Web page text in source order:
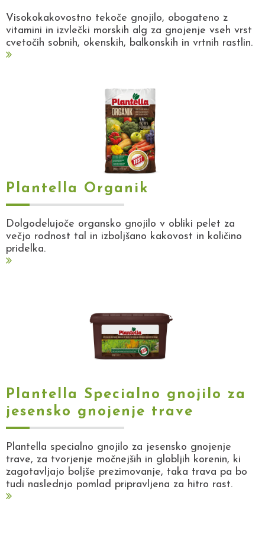
Visokokakovostno tekoče gnojilo, obogateno z
vitamini in izvlečki morskih alg za gnojenje vseh vrst
cvetočih sobnih, okenskih, balkonskih in vrtnih rastlin.
Plantella Organik
Dolgodelujoče organsko gnojilo v obliki pelet za
večjo rodnost tal in izboljšano kakovost in količino
pridelka.
Plantella Specialno gnojilo za
jesensko gnojenje trave
Plantella specialno gnojilo za jesensko gnojenje
trave, za tvorjenje močnejših in globljih korenin, ki
zagotavljajo boljše prezimovanje, taka trava pa bo
tudi naslednjo pomlad pripravljena za hitro rast.